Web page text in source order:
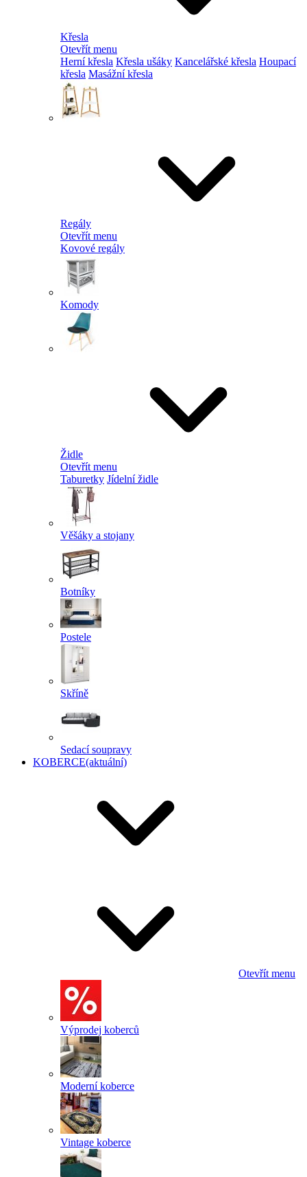
Křesla
Otevřít menu
Herní křesla Křesla ušáky Kancelářské křesla Houpací
křesla Masážní křesla
Regály
Otevřít menu
Kovové regály
Komody
Židle
Otevřít menu
Taburetky Jídelní židle
Věšáky a stojany
Botníky
Postele
Skříně
Sedací soupravy
KOBERCE(aktuální)
Otevřít menu
Výprodej koberců
Moderní koberce
Vintage koberce